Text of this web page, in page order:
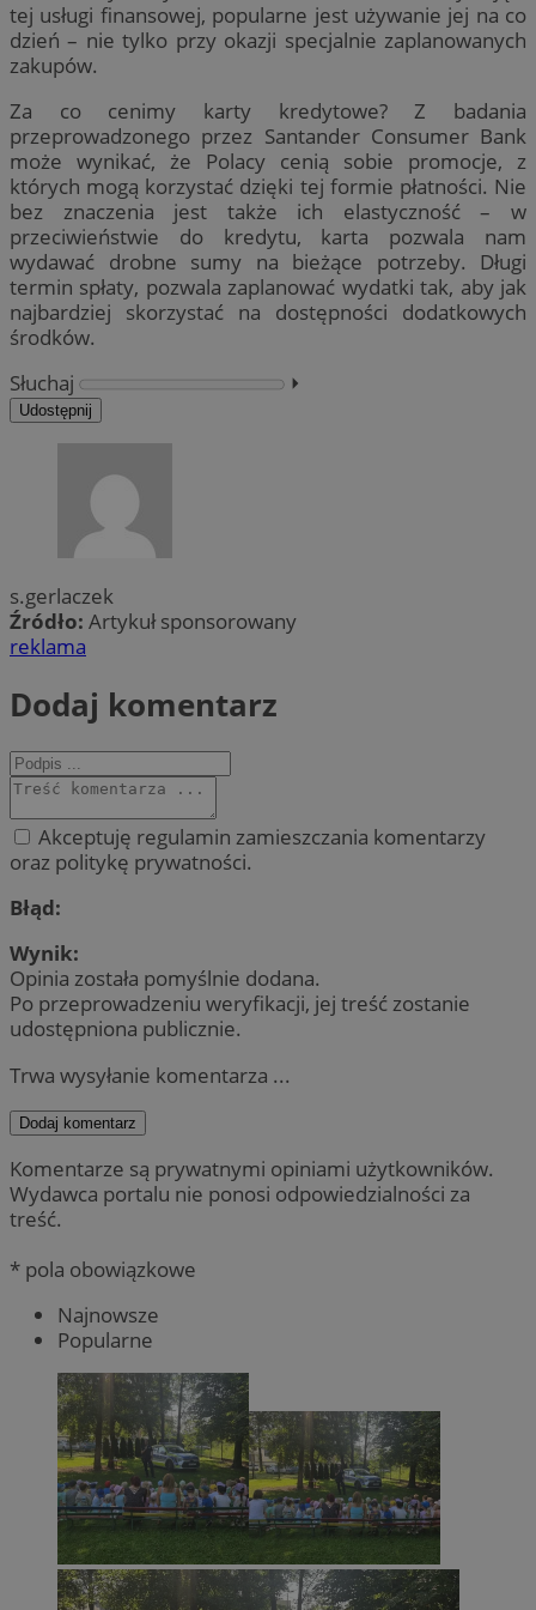
tej usługi finansowej, popularne jest używanie jej na co
dzień – nie tylko przy okazji specjalnie zaplanowanych
zakupów.
Za co cenimy karty kredytowe? Z badania
przeprowadzonego przez Santander Consumer Bank
może wynikać, że Polacy cenią sobie promocje, z
których mogą korzystać dzięki tej formie płatności. Nie
bez znaczenia jest także ich elastyczność – w
przeciwieństwie do kredytu, karta pozwala nam
wydawać drobne sumy na bieżące potrzeby. Długi
termin spłaty, pozwala zaplanować wydatki tak, aby jak
najbardziej skorzystać na dostępności dodatkowych
środków.
Słuchaj
⏵︎
Udostępnij
s.gerlaczek
Źródło: Artykuł sponsorowany
reklama
Dodaj komentarz
Akceptuję regulamin zamieszczania komentarzy
oraz politykę prywatności.
Błąd:
Wynik:
Opinia została pomyślnie dodana.
Po przeprowadzeniu weryfikacji, jej treść zostanie
udostępniona publicznie.
Trwa wysyłanie komentarza ...
Dodaj komentarz
Komentarze są prywatnymi opiniami użytkowników.
Wydawca portalu nie ponosi odpowiedzialności za
treść.
* pola obowiązkowe
Najnowsze
Popularne